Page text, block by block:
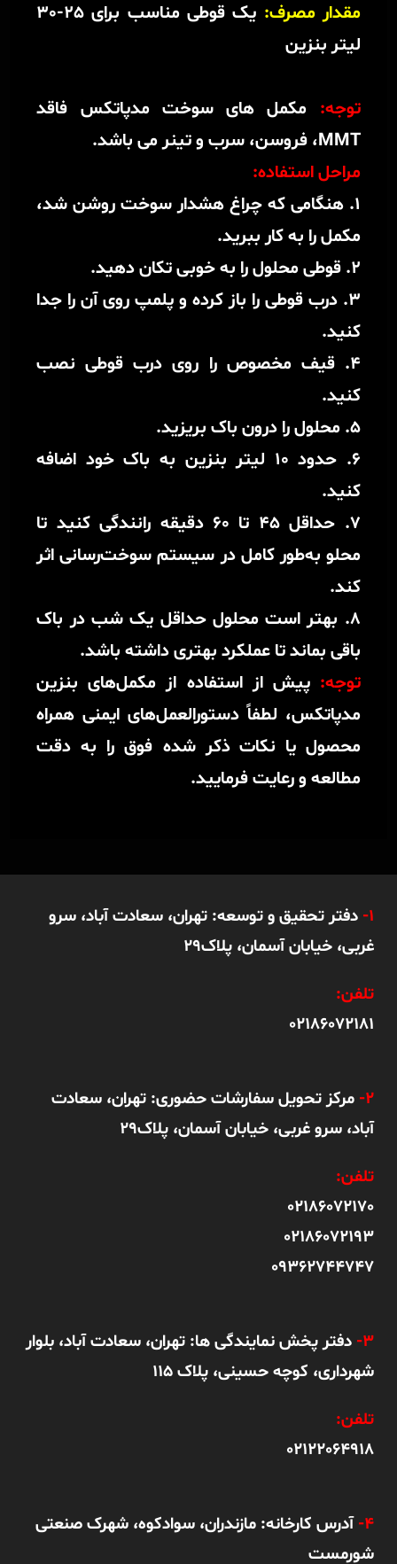
مقدار مصرف:
یک قوطی مناسب برای 25-30
لیتر بنزین
توجه: مکمل های سوخت مدپاتکس فاقد
MMT، فروسن، سرب و تینر می باشد.
مراحل استفاده:
1. هنگامی که چراغ هشدار سوخت روشن شد،
مکمل را به کار ببرید.
2. قوطی محلول را به خوبی تکان دهید.
3. درب قوطی را باز کرده و پلمپ روی آن را جدا
کنید.
4. قیف مخصوص را روی درب قوطی نصب
کنید.
5. محلول را درون باک بریزید.
6. حدود ۱۰ لیتر بنزین به باک خود اضافه
کنید.
7. حداقل 45 تا 60 دقیقه رانندگی کنید تا
محلو به‌طور کامل در سیستم سوخت‌رسانی اثر
کند.
8. بهتر است محلول حداقل یک شب در باک
باقی بماند تا عملکرد بهتری داشته باشد.
توجه:پیش از استفاده از مکمل‌های بنزین
مدپاتکس، لطفاً دستورالعمل‌های ایمنی همراه
محصول یا نکات ذکر شده فوق را به‌ دقت
مطالعه و رعایت فرمایید.
1- دفتر تحقیق و توسعه: تهران، سعادت آباد، سرو
غربی، خیابان آسمان، پلاک29
تلفن:
02186072181
2- مرکز تحویل سفارشات حضوری: تهران، سعادت
آباد، سرو غربی، خیابان آسمان، پلاک29
تلفن:
02186072170
02186072193
09362744747
3- دفتر پخش نمایندگی ها: تهران، سعادت آباد، بلوار
شهرداری، کوچه حسینی، پلاک 115
تلفن:
02122064918
4- آدرس کارخانه: مازندران، سوادکوه، شهرک صنعتی
شورمست